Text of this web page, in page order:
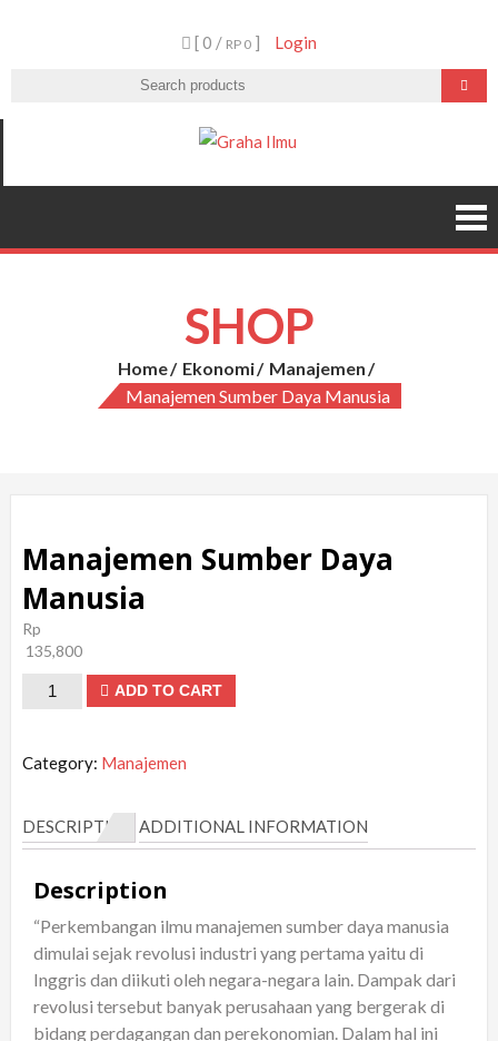
[ 0 / RP 0 ] Login
SHOP
Home Ekonomi
Manajemen
Manajemen Sumber Daya Manusia
Manajemen Sumber Daya
Manusia
Rp
135,800
Manajemen
Manusia
ADD TO CART
Category: Manajemen
DESCRIPTION ADDITIONAL INFORMATION
Description
“Perkembangan ilmu manajemen sumber daya manusia
dimulai sejak revolusi industri yang pertama yaitu di
Inggris dan diikuti oleh negara-negara lain. Dampak dari
revolusi tersebut banyak perusahaan yang bergerak di
bidang perdagangan dan perekonomian. Dalam hal ini